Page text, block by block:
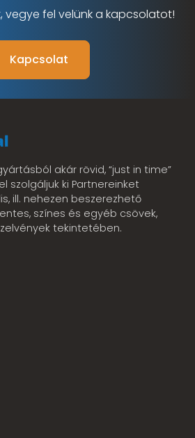
vegye fel velünk a kapcsolatot!
Kapcsolat
akár rövid, “just in time”
szolgáljuk ki Partnereinket
ill. nehezen beszerezhető
színes és egyéb csövek,
tekintetében.